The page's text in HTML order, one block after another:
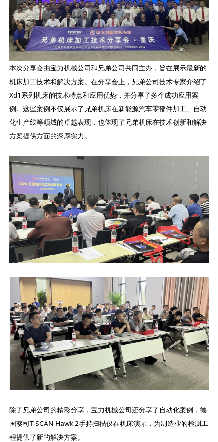
本次分享会由宝力机械公司和兄弟公司共同主办，旨在展示最新的
机床加工技术和解决方案。在分享会上，兄弟公司技术专家介绍了
Xd1系列机床的技术特点和应用优势，并分享了多个成功应用案
例。这些案例不仅展示了兄弟机床在新能源汽车零部件加工、自动
化生产线等领域的卓越表现，也体现了兄弟机床在技术创新和解决
方案提供方面的深厚实力。
除了兄弟公司的精彩分享，宝力机械公司还分享了自动化案例，德
国蔡司T-SCAN Hawk 2手持扫描仪在机床演示，为制造业的检测工
程提供了新的解决方案。